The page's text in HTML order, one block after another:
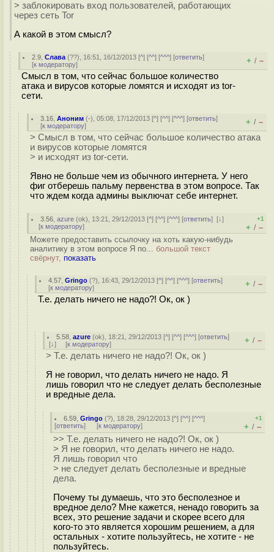
> заблокировать вход пользователей, работающих
через сеть Tor
А какой в этом смысл?
2.9 ,Слава (??), 16:51, 16/12/2013 [^] [^^] [^^^] [ответить]
[к модератору] + / –
Смысл в том, что сейчас большое количество
атака и вирусов которые ломятся и исходят из tor-
сети.
3.16 ,Аноним (-), 05:08, 17/12/2013 [^] [^^] [^^^] [ответить]
[к модератору] + / –
> Смысл в том, что сейчас большое количество атака
и вирусов которые ломятся
> и исходят из tor-сети.
Явно не больше чем из обычного интернета. У него
фиг отберешь пальму первенства в этом вопросе. Так
что ждем когда админы выключат себе интернет.
3.56 ,azure (ok), 13:21, 29/12/2013 [^] [^^] [^^^] [ответить][↓]
[к модератору]
+1
+ / –
Можете предоставить ссылочку на хоть какую-нибудь
аналитику в этом вопросе Я по... большой текст
свёрнут, показать
4.57 ,Gringo (?), 16:43, 29/12/2013 [^] [^^] [^^^] [ответить]
[к модератору] + / –
Т.е. делать ничего не надо?! Ок, ок )
5.58 ,azure (ok), 18:21, 29/12/2013 [^] [^^] [^^^] [ответить]
[↓] [к модератору] + / –
> Т.е. делать ничего не надо?! Ок, ок )
Я не говорил, что делать ничего не надо. Я
лишь говорил что не следует делать бесполезные
и вредные дела.
6.59 ,Gringo (?), 18:28, 29/12/2013 [^] [^^] [^^^]
[ответить] [к модератору]
+1
+ / –
>> Т.е. делать ничего не надо?! Ок, ок )
> Я не говорил, что делать ничего не надо.
Я лишь говорил что
> не следует делать бесполезные и вредные
дела.
Почему ты думаешь, что это бесполезное и
вредное дело? Мне кажется, ненадо говорить за
всех, это решение задачи и скорее всего для
кого-то это является хорошим решением, а для
остальных - хотите пользуйтесь, не хотите - не
пользуйтесь.